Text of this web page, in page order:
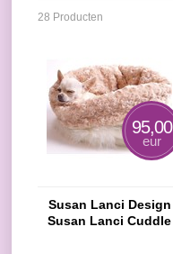
28 Producten
95,00
eur
Susan Lanci Design
Susan Lanci Cuddle